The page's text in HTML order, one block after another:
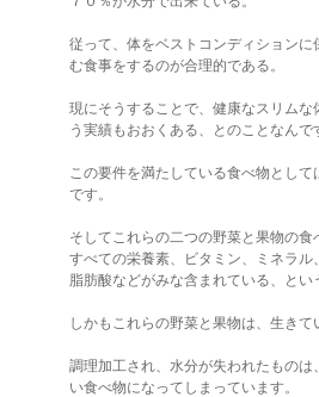
従って、体をベストコンディション
む食事をするのが合理的である。
現にそうすることで、健康なスリム
う実績もおおくある、とのことなんで
この要件を満たしている食べ物とし
です。
そしてこれらの二つの野菜と果物の
すべての栄養素、ビタミン、ミネラル
脂肪酸などがみな含まれている、とい
しかもこれらの野菜と果物は、生きて
調理加工され、水分が失われたもの
い食べ物になってしまっています。